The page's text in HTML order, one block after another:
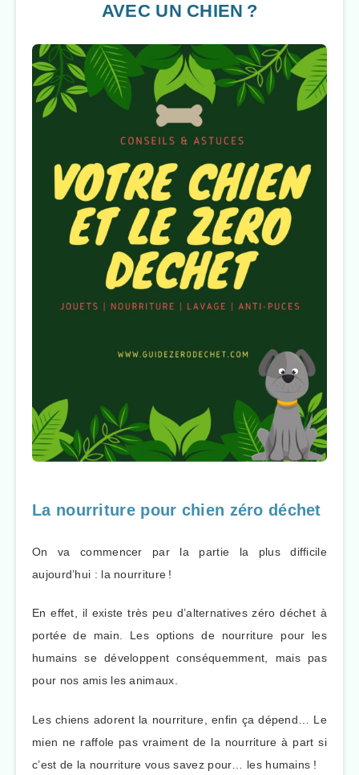
AVEC UN CHIEN ?
La nourriture pour chien zéro déchet
On va commencer par la partie la plus difficile
aujourd’hui : la nourriture !
En effet, il existe très peu d’alternatives zéro déchet à
portée de main. Les options de nourriture pour les
humains se développent conséquemment, mais pas
pour nos amis les animaux.
Les chiens adorent la nourriture, enfin ça dépend… Le
mien ne raffole pas vraiment de la nourriture à part si
c’est de la nourriture vous savez pour… les humains !